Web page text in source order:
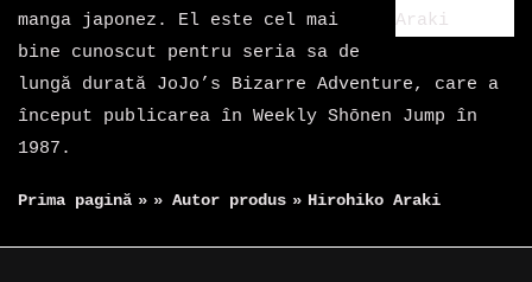
manga japonez. El este cel mai
bine cunoscut pentru seria sa de
lungă durată JoJo’s Bizarre Adventure, care a
început publicarea în Weekly Shōnen Jump în
1987.
Prima pagină » » Autor produs » Hirohiko Araki